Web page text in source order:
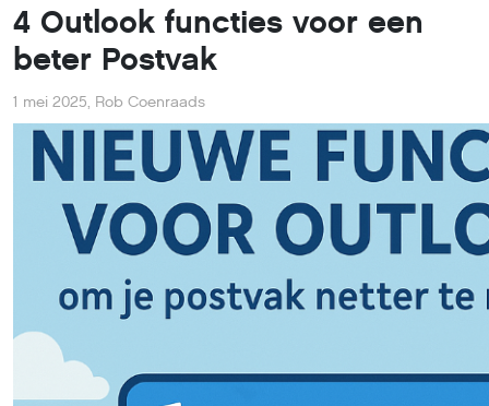
4 Outlook functies voor een
beter Postvak
1 mei 2025, Rob Coenraads